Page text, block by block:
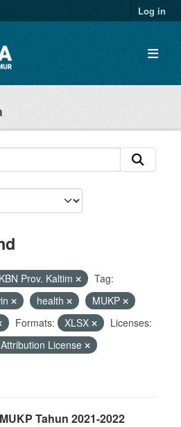
Log in
Prov. Kaltim
Tag:
health
MUKP
Formats: XLSX
Licenses:
License
Tahun 2021-2022